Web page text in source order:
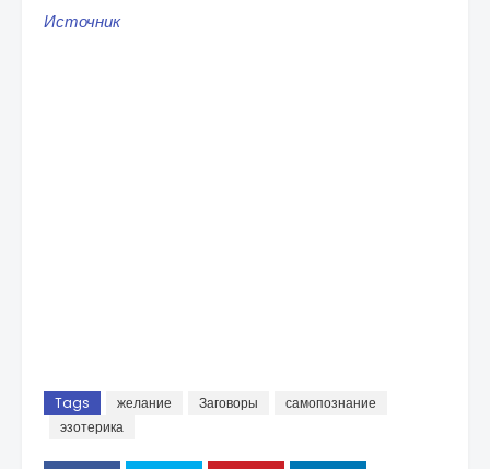
Источник
Tags желание Заговоры
самопознание
эзотерика